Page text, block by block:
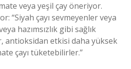
veya yeşil çay öneriyor.
“Siyah çayı sevmeyenler veya
hazımsızlık gibi sağlık
antioksidan etkisi daha yüksek
çayı tüketebilirler.”